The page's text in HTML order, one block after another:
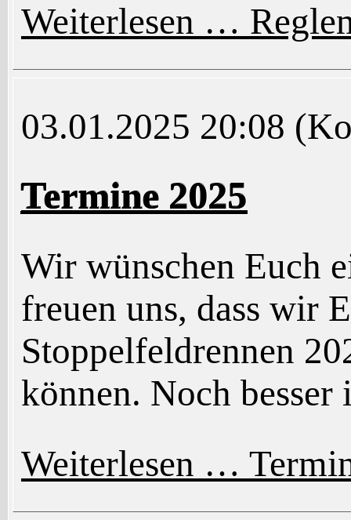
Weiterlesen …
03.01.2025 20:08
Termine 2025
Wir wünschen Euch
freuen uns, dass wir
Stoppelfeldrennen
können. Noch besser
Weiterlesen …